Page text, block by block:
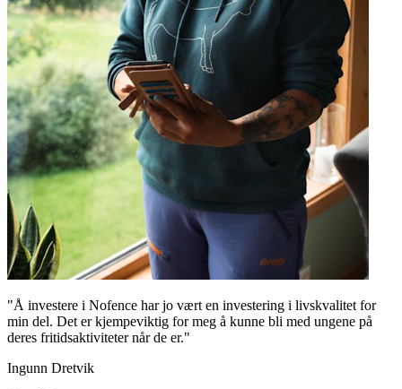
"Å investere i Nofence har jo vært en investering i livskvalitet for
min del. Det er kjempeviktig for meg å kunne bli med ungene på
deres fritidsaktiviteter når de er."
Ingunn Dretvik